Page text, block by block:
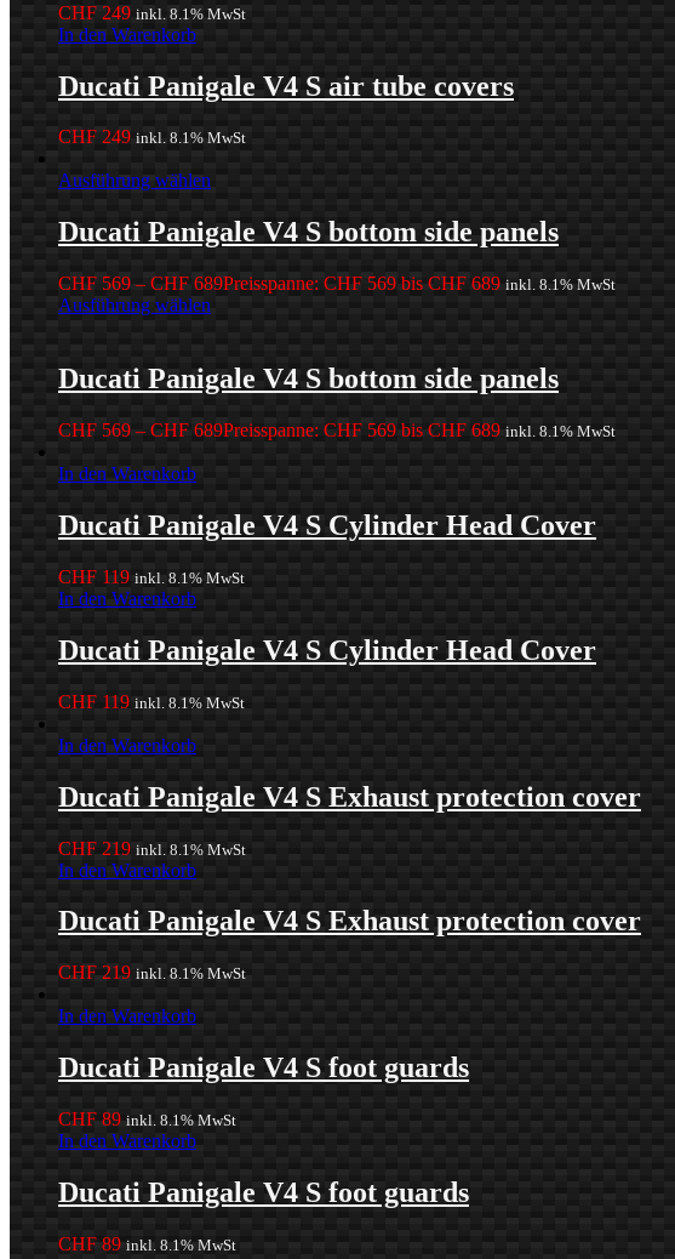
CHF 249 inkl. 8.1% MwSt
In den Warenkorb
Ducati Panigale V4 S air tube covers
CHF 249 inkl. 8.1% MwSt
Ausführung wählen
Ducati Panigale V4 S bottom side panels
CHF 569 – CHF 689Preisspanne: CHF 569 bis CHF 689 inkl. 8.1% MwSt
Ausführung wählen
Ducati Panigale V4 S bottom side panels
CHF 569 – CHF 689Preisspanne: CHF 569 bis CHF 689 inkl. 8.1% MwSt
In den Warenkorb
Ducati Panigale V4 S Cylinder Head Cover
CHF 119 inkl. 8.1% MwSt
In den Warenkorb
Ducati Panigale V4 S Cylinder Head Cover
CHF 119 inkl. 8.1% MwSt
In den Warenkorb
Ducati Panigale V4 S Exhaust protection cover
CHF 219 inkl. 8.1% MwSt
In den Warenkorb
Ducati Panigale V4 S Exhaust protection cover
CHF 219 inkl. 8.1% MwSt
In den Warenkorb
Ducati Panigale V4 S foot guards
CHF 89 inkl. 8.1% MwSt
In den Warenkorb
Ducati Panigale V4 S foot guards
CHF 89 inkl. 8.1% MwSt